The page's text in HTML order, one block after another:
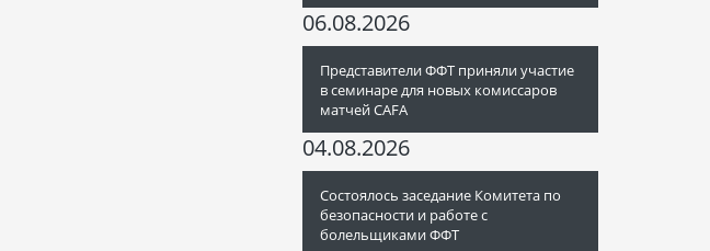
06.08.2026
Представители ФФТ приняли участие
в семинаре для новых комиссаров
матчей CAFA
04.08.2026
Состоялось заседание Комитета по
безопасности и работе с
болельщиками ФФТ